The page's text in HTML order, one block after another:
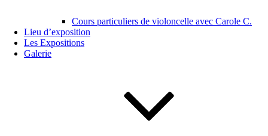
Cours particuliers de violoncelle avec Carole C.
Lieu d’exposition
Les Expositions
Galerie